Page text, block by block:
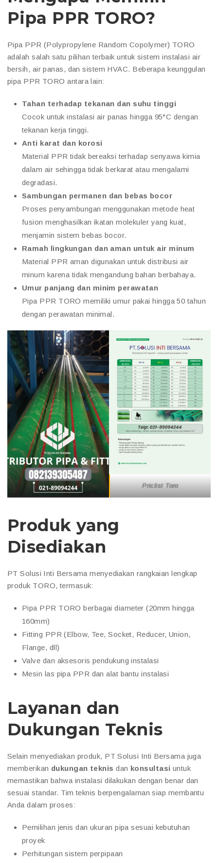
Pipa PPR TORO?
Pipa PPR (Polypropylene Random Copolymer) TORO
adalah salah satu pilihan terbaik untuk sistem instalasi air
bersih, air panas, dan sistem HVAC. Beberapa keunggulan
pipa PPR TORO antara lain:
Tahan terhadap tekanan dan suhu tinggi
Cocok untuk instalasi air panas hingga 95°C dengan
tekanan kerja tinggi.
Anti karat dan korosi
Material PPR tidak bereaksi terhadap senyawa kimia
dalam air sehingga tidak berkarat atau mengalami
degradasi.
Sambungan permanen dan bebas bocor
Proses penyambungan menggunakan metode heat
fusion menghasilkan ikatan molekuler yang kuat,
menjamin sistem bebas bocor.
Ramah lingkungan dan aman untuk air minum
Material PPR aman digunakan untuk distribusi air
minum karena tidak mengandung bahan berbahaya.
Umur panjang dan minim perawatan
Pipa PPR TORO memiliki umur pakai hingga 50 tahun
dengan perawatan minimal.
Priclist Toro
Produk yang
Disediakan
PT Solusi Inti Bersama menyediakan rangkaian lengkap
produk TORO, termasuk:
Pipa PPR TORO berbagai diameter (20mm hingga
160mm)
Fitting PPR (Elbow, Tee, Socket, Reducer, Union,
Flange, dll)
Valve dan aksesoris pendukung instalasi
Mesin las pipa PPR dan alat bantu instalasi
Layanan dan
Dukungan Teknis
Selain menyediakan produk, PT Solusi Inti Bersama juga
memberikan dukungan teknis dan konsultasi untuk
memastikan bahwa instalasi dilakukan dengan benar dan
sesuai standar. Tim teknis berpengalaman siap membantu
Anda dalam proses:
Pemilihan jenis dan ukuran pipa sesuai kebutuhan
proyek
Perhitungan sistem perpipaan